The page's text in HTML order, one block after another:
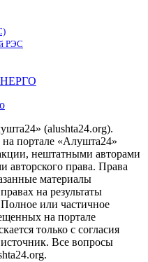
РЭС
(alushta24.org).
портале «Алушта24»
нештатными авторами
авторского права. Права
материалы
на результаты
Полное или частичное
на портале
только с согласия
Все вопросы